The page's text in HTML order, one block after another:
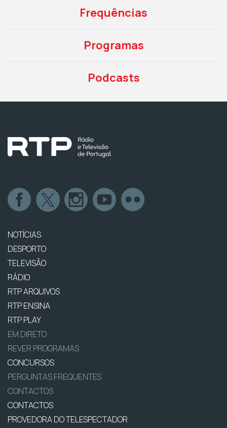
Frequências
Programas
Podcasts
NOTÍCIAS
DESPORTO
TELEVISÃO
RÁDIO
RTP ARQUIVOS
RTP ENSINA
RTP PLAY
EM DIRETO
REVER PROGRAMAS
CONCURSOS
PERGUNTAS FREQUENTES
CONTACTOS
CONTACTOS
PROVEDORA DO TELESPECTADOR